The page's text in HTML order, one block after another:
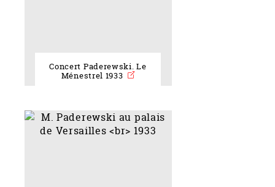
Concert Paderewski. Le
Ménestrel 1933